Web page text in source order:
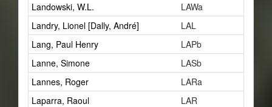
Landowski, W.L.
LAWa
Landry, Lionel [Dally, André]
LAL
Lang, Paul Henry
LAPb
Lanne, Simone
LASb
Lannes, Roger
LARa
Laparra, Raoul
LAR